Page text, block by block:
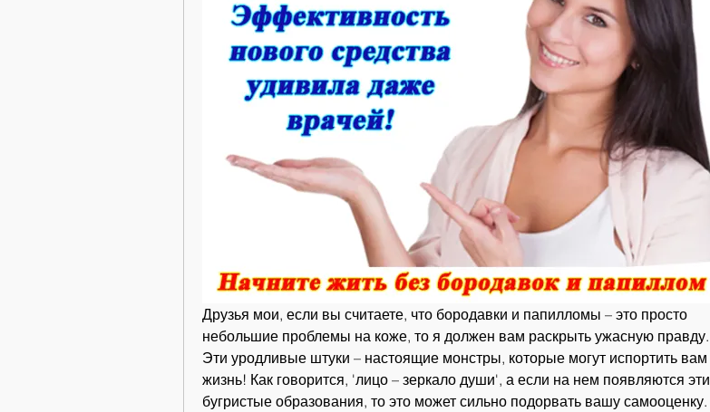
Друзья мои, если вы считаете, что бородавки и папилломы – это просто
небольшие проблемы на коже, то я должен вам раскрыть ужасную правду.
Эти уродливые штуки – настоящие монстры, которые могут испортить вам
жизнь! Как говорится, 'лицо – зеркало души', а если на нем появляются эти
бугристые образования, то это может сильно подорвать вашу самооценку.